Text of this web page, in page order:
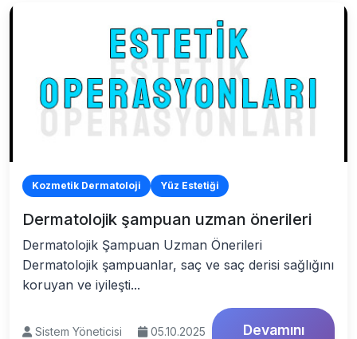
Kozmetik Dermatoloji Yüz Estetiği
Dermatolojik şampuan uzman önerileri
Dermatolojik Şampuan Uzman Önerileri
Dermatolojik şampuanlar, saç ve saç derisi sağlığını
koruyan ve iyileşti...
Sistem Yöneticisi
05.10.2025
Devamını